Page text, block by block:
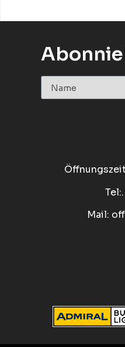
Mail: